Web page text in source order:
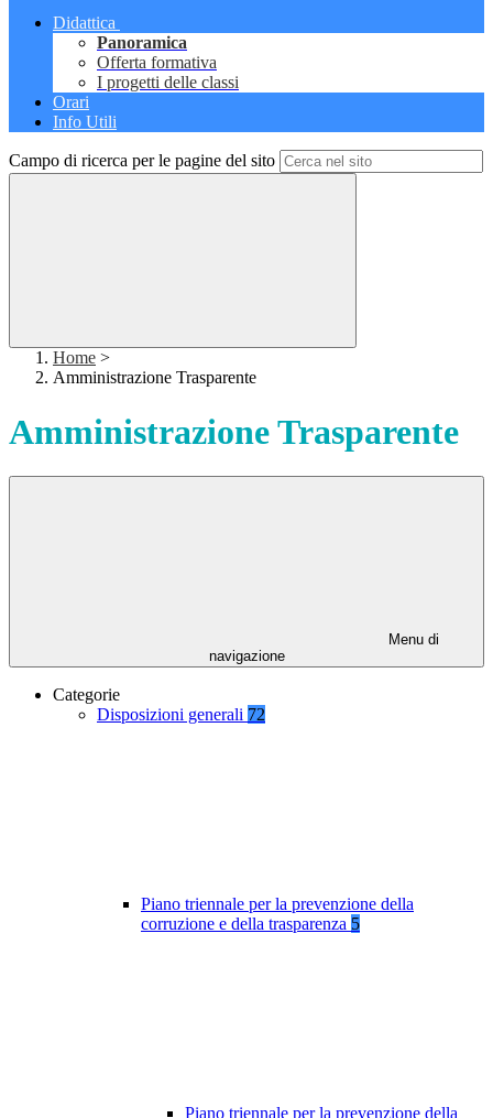
Didattica
Panoramica
Offerta formativa
I progetti delle classi
Orari
Info Utili
Campo di ricerca per le pagine del sito
Home >
Amministrazione Trasparente
Amministrazione Trasparente
Menu di
navigazione
Categorie
Disposizioni generali 72
Piano triennale per la prevenzione della
corruzione e della trasparenza 5
Piano triennale per la prevenzione della